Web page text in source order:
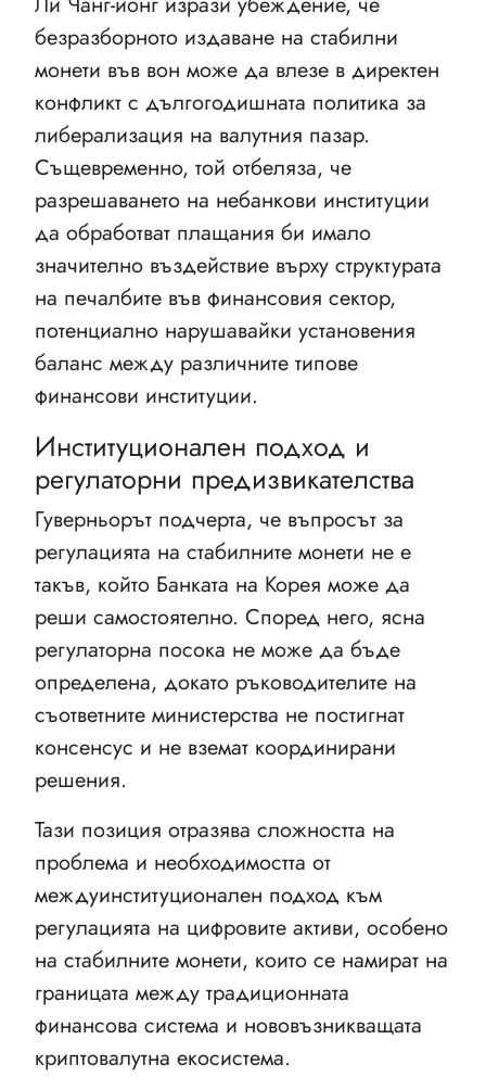
безразборното издаване на стабилни
монети във вон може да влезе в директен
конфликт с дългогодишната политика за
либерализация на валутния пазар.
Същевременно, той отбеляза, че
разрешаването на небанкови институции
да обработват плащания би имало
значително въздействие върху структурата
на печалбите във финансовия сектор,
потенциално нарушавайки установения
баланс между различните типове
финансови институции.
Институционален подход и
регулаторни предизвикателства
Гуверньорът подчерта, че въпросът за
регулацията на стабилните монети не е
такъв, който Банката на Корея може да
реши самостоятелно. Според него, ясна
регулаторна посока не може да бъде
определена, докато ръководителите на
съответните министерства не постигнат
консенсус и не вземат координирани
решения.
Тази позиция отразява сложността на
проблема и необходимостта от
междуинституционален подход към
регулацията на цифровите активи, особено
на стабилните монети, които се намират на
границата между традиционната
финансова система и нововъзникващата
криптовалутна екосистема.